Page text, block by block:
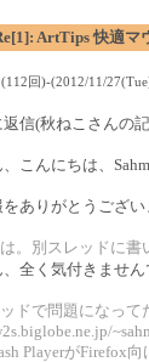
ArtTips 快適マ
回)-(2012/11/
返信(秋ねこさんの
こんにちは、
ありがとうござい
。別スレッドに書
全く気付きません
ドで問題になって
PlayerがFirefox